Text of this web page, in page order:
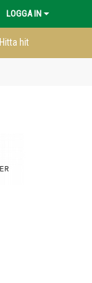
LOGGA IN
Hitta hit